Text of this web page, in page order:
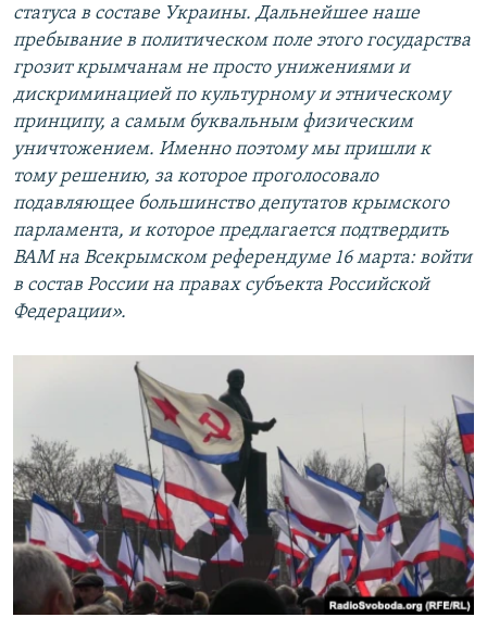
статуса в составе Украины. Дальнейшее наше
пребывание в политическом поле этого государства
грозит крымчанам не просто унижениями и
дискриминацией по культурному и этническому
принципу, а самым буквальным физическим
уничтожением. Именно поэтому мы пришли к
тому решению, за которое проголосовало
подавляющее большинство депутатов крымского
парламента, и которое предлагается подтвердить
ВАМ на Всекрымском референдуме 16 марта: войти
в состав России на правах субъекта Российской
Федерации».